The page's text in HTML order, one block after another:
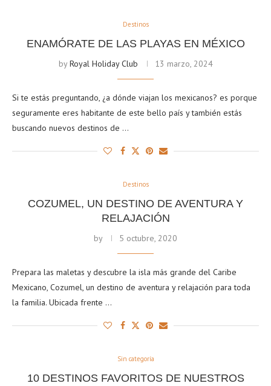
Destinos
ENAMÓRATE DE LAS PLAYAS EN MÉXICO
byRoyal Holiday Club 13 marzo, 2024
Si te estás preguntando, ¿a dónde viajan los mexicanos? es porque
seguramente eres habitante de este bello país y también estás
buscando nuevos destinos de …
Destinos
COZUMEL, UN DESTINO DE AVENTURA Y
RELAJACIÓN
by 5 octubre, 2020
Prepara las maletas y descubre la isla más grande del Caribe
Mexicano, Cozumel, un destino de aventura y relajación para toda
la familia. Ubicada frente …
Sin categoría
10 DESTINOS FAVORITOS DE NUESTROS